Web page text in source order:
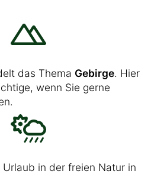
das Thema Gebirge. Hier
wenn Sie gerne
Urlaub in der freien Natur in